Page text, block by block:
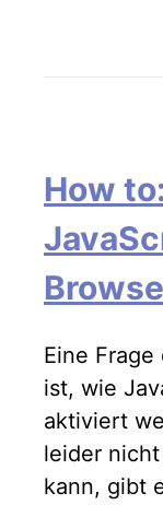
How
Eine
ist, wie
aktiviert
leider
kann, gibt